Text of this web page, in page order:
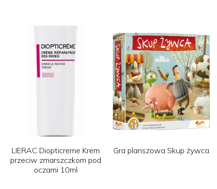
LIERAC Diopticreme Krem
przeciw zmarszczkom pod
oczami 10ml
Gra planszowa Skup żywca